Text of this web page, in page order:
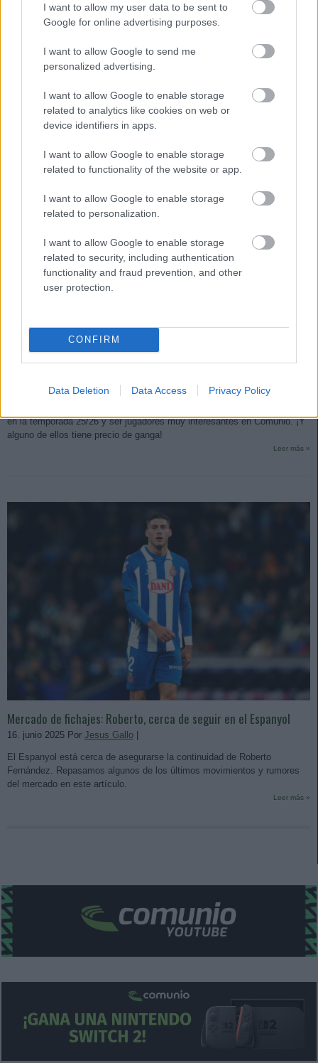
I want to allow my user data to be sent to
Google for online advertising purposes.
I want to allow Google to send me
personalized advertising.
I want to allow Google to enable storage
related to analytics like cookies on web or
device identifiers in apps.
I want to allow Google to enable storage
related to functionality of the website or app.
I want to allow Google to enable storage
related to personalization.
I want to allow Google to enable storage
related to security, including authentication
functionality and fraud prevention, and other
user protection.
CONFIRM
Data Deletion Data Access Privacy Policy
Hugo Rincón y Lemar, primeros fichajes del Girona.
31. julio 2025 Por Jesus Gallo|
El Girona ha incorporado cómo cedidos a Hugo Rincón y Thomas Lemar.
Leer más »
23. junio 2025 Por Jesus Gallo|
en la temporada 25/26 y ser jugadores muy interesantes en Comunio. ¡Y
alguno de ellos tiene precio de ganga!
Leer más »
Mercado de fichajes: Roberto, cerca de seguir en el Espanyol
16. junio 2025 Por Jesus Gallo
El Espanyol está cerca de asegurarse la continuidad de Roberto
Fernández. Repasamos algunos de los últimos movimientos y rumores
del mercado en este artículo.
Leer más »